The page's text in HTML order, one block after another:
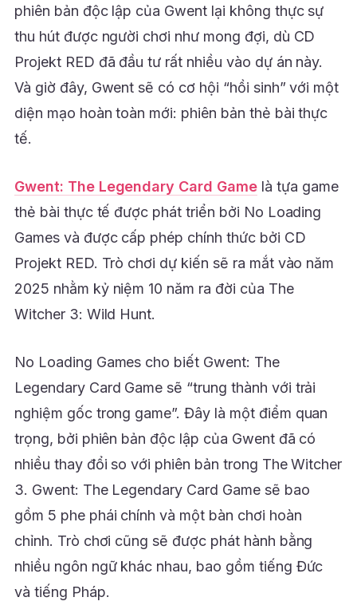
phiên bản độc lập của Gwent lại không thực sự
thu hút được người chơi như mong đợi, dù CD
Projekt RED đã đầu tư rất nhiều vào dự án này.
Và giờ đây, Gwent sẽ có cơ hội “hồi sinh” với một
diện mạo hoàn toàn mới: phiên bản thẻ bài thực
tế.
Gwent: The Legendary Card Gamelà tựa game
thẻ bài thực tế được phát triển bởi No Loading
Games và được cấp phép chính thức bởi CD
Projekt RED. Trò chơi dự kiến sẽ ra mắt vào năm
2025 nhằm kỷ niệm 10 năm ra đời của The
Witcher 3: Wild Hunt.
No Loading Games cho biết Gwent: The
Legendary Card Game sẽ “trung thành với trải
nghiệm gốc trong game”. Đây là một điểm quan
trọng, bởi phiên bản độc lập của Gwent đã có
nhiều thay đổi so với phiên bản trong The Witcher
3. Gwent: The Legendary Card Game sẽ bao
gồm 5 phe phái chính và một bàn chơi hoàn
chỉnh. Trò chơi cũng sẽ được phát hành bằng
nhiều ngôn ngữ khác nhau, bao gồm tiếng Đức
và tiếng Pháp.